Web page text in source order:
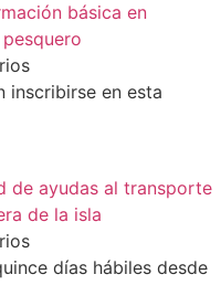
básica en
inscribirse en esta
de ayudas al transporte
de la isla
días hábiles desde